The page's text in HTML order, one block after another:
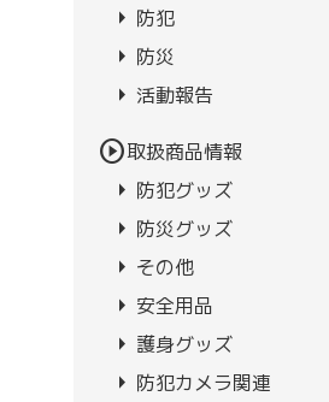
arrow_right 防犯
arrow_right 防災
arrow_right 活動報告
play_circle取扱商品情報
arrow_right 防犯グッズ
arrow_right 防災グッズ
arrow_right その他
arrow_right 安全用品
arrow_right 護身グッズ
arrow_right 防犯カメラ関連